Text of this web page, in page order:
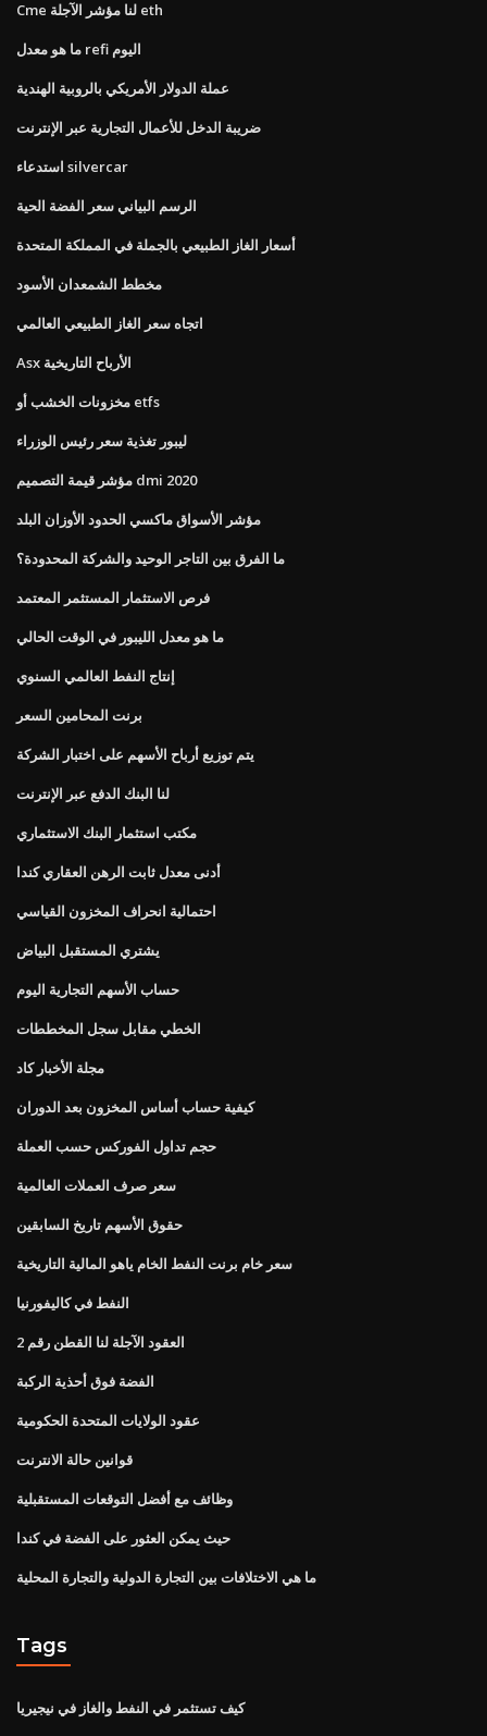
Cme لنا مؤشر الآجلة eth
ما هو معدل refi اليوم
عملة الدولار الأمريكي بالروبية الهندية
ضريبة الدخل للأعمال التجارية عبر الإنترنت
استدعاء silvercar
الرسم البياني سعر الفضة الحية
أسعار الغاز الطبيعي بالجملة في المملكة المتحدة
مخطط الشمعدان الأسود
اتجاه سعر الغاز الطبيعي العالمي
Asx الأرباح التاريخية
مخزونات الخشب أو etfs
ليبور تغذية سعر رئيس الوزراء
مؤشر قيمة التصميم dmi 2020
مؤشر الأسواق ماكسي الحدود الأوزان البلد
ما الفرق بين التاجر الوحيد والشركة المحدودة؟
فرص الاستثمار المستثمر المعتمد
ما هو معدل الليبور في الوقت الحالي
إنتاج النفط العالمي السنوي
برنت المحامين السعر
يتم توزيع أرباح الأسهم على اختبار الشركة
لنا البنك الدفع عبر الإنترنت
مكتب استثمار البنك الاستثماري
أدنى معدل ثابت الرهن العقاري كندا
احتمالية انحراف المخزون القياسي
يشتري المستقبل البياض
حساب الأسهم التجارية اليوم
الخطي مقابل سجل المخططات
مجلة الأخبار كاد
كيفية حساب أساس المخزون بعد الدوران
حجم تداول الفوركس حسب العملة
سعر صرف العملات العالمية
حقوق الأسهم تاريخ السابقين
سعر خام برنت النفط الخام ياهو المالية التاريخية
النفط في كاليفورنيا
العقود الآجلة لنا القطن رقم 2
الفضة فوق أحذية الركبة
عقود الولايات المتحدة الحكومية
قوانين حالة الانترنت
وظائف مع أفضل التوقعات المستقبلية
حيث يمكن العثور على الفضة في كندا
ما هي الاختلافات بين التجارة الدولية والتجارة المحلية
Tags
كيف تستثمر في النفط والغاز في نيجيريا